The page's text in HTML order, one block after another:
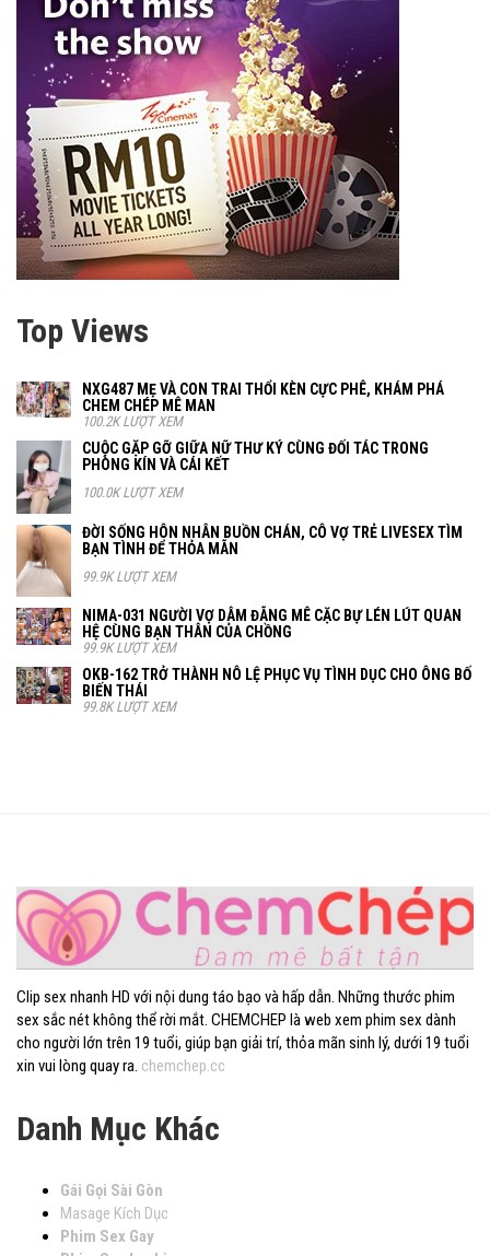
Top Views
NXG487 MẸ VÀ CON TRAI THỔI KÈN CỰC PHÊ, KHÁM PHÁ
CHEM CHÉP MÊ MAN
100.2K LƯỢT XEM
CUỘC GẶP GỠ GIỮA NỮ THƯ KÝ CÙNG ĐỐI TÁC TRONG
PHÒNG KÍN VÀ CÁI KẾT
100.0K LƯỢT XEM
ĐỜI SỐNG HÔN NHÂN BUỒN CHÁN, CÔ VỢ TRẺ LIVESEX TÌM
BẠN TÌNH ĐỂ THỎA MÃN
99.9K LƯỢT XEM
NIMA-031 NGƯỜI VỢ DÂM ĐÃNG MÊ CẶC BỰ LÉN LÚT QUAN
HỆ CÙNG BẠN THÂN CỦA CHỒNG
99.9K LƯỢT XEM
OKB-162 TRỞ THÀNH NÔ LỆ PHỤC VỤ TÌNH DỤC CHO ÔNG BỐ
BIẾN THÁI
99.8K LƯỢT XEM
Clip sex nhanh HD với nội dung táo bạo và hấp dẫn. Những thước phim
sex sắc nét không thể rời mắt. CHEMCHEP là web xem phim sex dành
cho người lớn trên 19 tuổi, giúp bạn giải trí, thỏa mãn sinh lý, dưới 19 tuổi
xin vui lòng quay ra. chemchep.cc
Danh Mục Khác
Gái Gọi Sài Gòn
Masage Kích Dục
Phim Sex Gay